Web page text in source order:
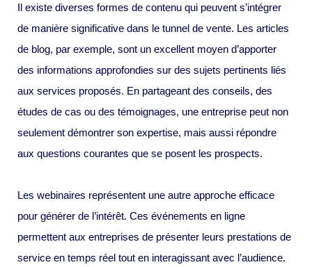
Il existe diverses formes de contenu qui peuvent s’intégrer
de manière significative dans le tunnel de vente. Les articles
de blog, par exemple, sont un excellent moyen d’apporter
des informations approfondies sur des sujets pertinents liés
aux services proposés. En partageant des conseils, des
études de cas ou des témoignages, une entreprise peut non
seulement démontrer son expertise, mais aussi répondre
aux questions courantes que se posent les prospects.
Les webinaires représentent une autre approche efficace
pour générer de l’intérêt. Ces événements en ligne
permettent aux entreprises de présenter leurs prestations de
service en temps réel tout en interagissant avec l’audience.